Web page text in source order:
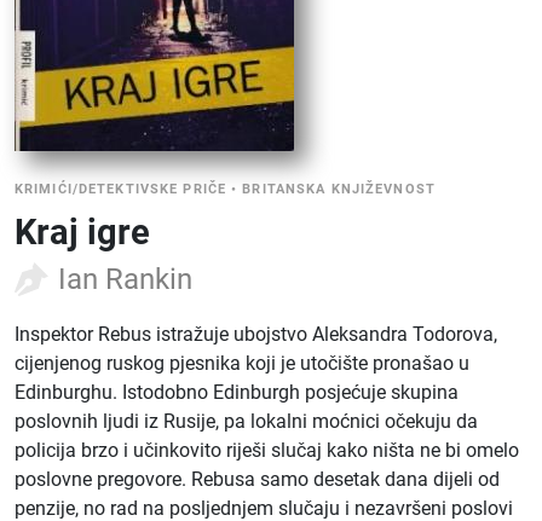
KRIMIĆI/DETEKTIVSKE PRIČE •BRITANSKA KNJIŽEVNOST
Kraj igre
Ian Rankin
Inspektor Rebus istražuje ubojstvo Aleksandra Todorova,
cijenjenog ruskog pjesnika koji je utočište pronašao u
Edinburghu. Istodobno Edinburgh posjećuje skupina
poslovnih ljudi iz Rusije, pa lokalni moćnici očekuju da
policija brzo i učinkovito riješi slučaj kako ništa ne bi omelo
poslovne pregovore. Rebusa samo desetak dana dijeli od
penzije, no rad na posljednjem slučaju i nezavršeni poslovi